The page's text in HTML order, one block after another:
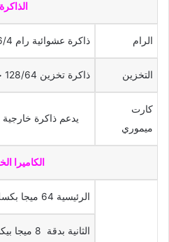
الذاكرة
الرام ذاكرة عشوائية رام 8/6/4 جيجابايت
التخزين ذاكرة تخزين 128/64 جيجابايت
كارت
ميموري
يدعم ذاكرة خارجية
الكاميرا
الرئيسية 64 ميجا بكسل بفتحة عدسة F/1.8